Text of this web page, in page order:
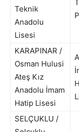
Teknik
Anadolu
Lisesi
KARAPINAR /
Osman Hulusi
Ateş Kız
Anadolu İmam
Hatip Lisesi
SELÇUKLU /